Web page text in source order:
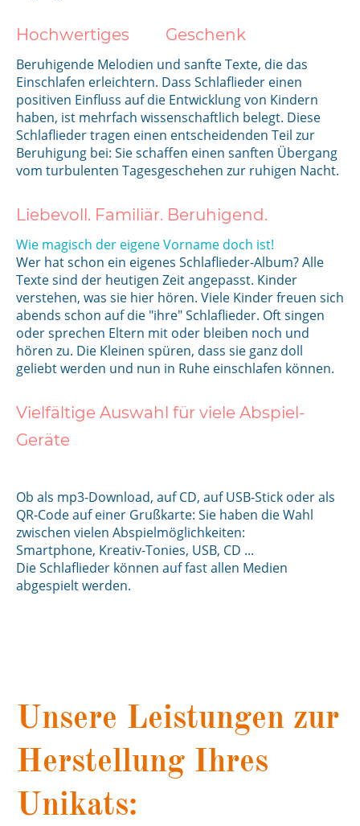
Hochwertiges Geschenk
Beruhigende Melodien und sanfte Texte, die das
Einschlafen erleichtern. Dass Schlaflieder einen
positiven Einfluss auf die Entwicklung von Kindern
haben, ist mehrfach wissenschaftlich belegt. Diese
Schlaflieder tragen einen entscheidenden Teil zur
Beruhigung bei: Sie schaffen einen sanften Übergang
vom turbulenten Tagesgeschehen zur ruhigen Nacht.
Liebevoll. Familiär. Beruhigend.
Wie magisch der eigene Vorname doch ist!
Wer hat schon ein eigenes Schlaflieder-Album? Alle
Texte sind der heutigen Zeit angepasst. Kinder
verstehen, was sie hier hören. Viele Kinder freuen sich
abends schon auf die "ihre" Schlaflieder. Oft singen
oder sprechen Eltern mit oder bleiben noch und
hören zu. Die Kleinen spüren, dass sie ganz doll
geliebt werden und nun in Ruhe einschlafen können.
Vielfältige Auswahl für viele Abspiel-
Geräte
Ob als mp3-Download, auf CD, auf USB-Stick oder als
QR-Code auf einer Grußkarte: Sie haben die Wahl
zwischen vielen Abspielmöglichkeiten:
Smartphone, Kreativ-Tonies, USB, CD ...
Die Schlaflieder können auf fast allen Medien
abgespielt werden.
Unsere Leistungen zur
Herstellung Ihres
Unikats: